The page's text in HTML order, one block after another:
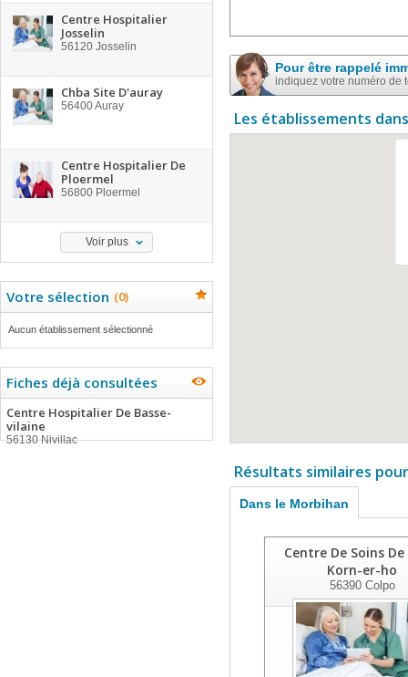
Centre Hospitalier
Josselin
56120 Josselin
Chba Site D'auray
56400Auray
Centre Hospitalier De
Ploermel
56800 Ploermel
Voir plus
Votre sélection (0)
Aucun établissement sélectionné
Fiches déjà consultées
Centre Hospitalier De Basse-
vilaine
56130 Nivillac
Pour être rappelé
indiquez votre numéro de
Les établissements
Résultats similaires
Dans le Morbihan
Centre De Soins
Korn-er-ho
56390Colpo